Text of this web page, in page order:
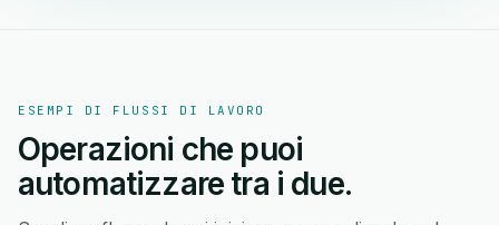
ESEMPI DI FLUSSI DI LAVORO
Operazioni che puoi
automatizzare tra i due.